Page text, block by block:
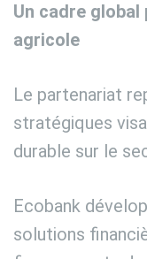
Un cadre
agricole
Le partenariat
stratégiques
durable sur le
Ecobank
solutions